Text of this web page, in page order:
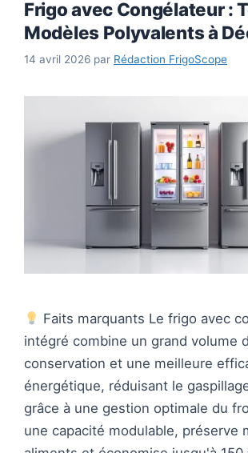
Frigo avec Congélateur :
Modèles Polyvalents à
14 avril 2026 par Rédaction FrigoScope
Faits marquants Le frigo avec
intégré combine un grand volume
conservation et une meilleure
énergétique, réduisant le
grâce à une gestion optimale du
une capacité modulable, préserve